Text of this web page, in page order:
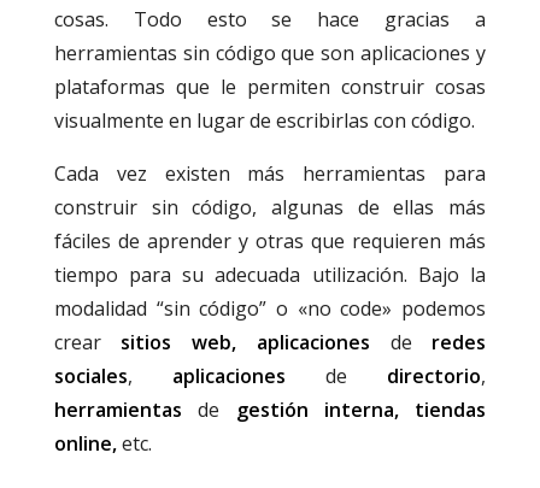
cosas. Todo esto se hace gracias a
herramientas sin código que son aplicaciones y
plataformas que le permiten construir cosas
visualmente en lugar de escribirlas con código.
Cada vez existen más herramientas para
construir sin código, algunas de ellas más
fáciles de aprender y otras que requieren más
tiempo para su adecuada utilización. Bajo la
modalidad “sin código” o «no code» podemos
crear sitios web, aplicaciones de redes
sociales, aplicaciones de directorio,
herramientas de
gestión interna, tiendas
online,etc.